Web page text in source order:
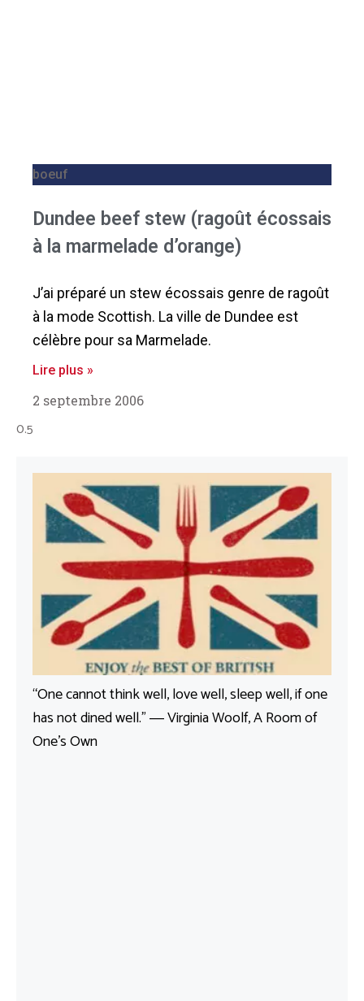
boeuf
Dundee beef stew (ragoût écossais
à la marmelade d’orange)
J’ai préparé un stew écossais genre de ragoût
à la mode Scottish. La ville de Dundee est
célèbre pour sa Marmelade.
Lire plus »
2 septembre 2006
“One cannot think well, love well, sleep well, if one
has not dined well.” ― Virginia Woolf, A Room of
One’s Own